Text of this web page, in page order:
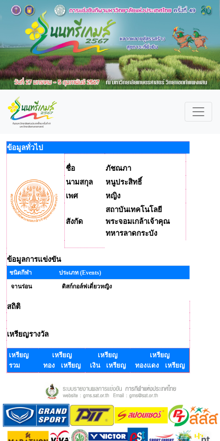
ข้อมูลทั่วไป
ชื่อ
ภัชณภา
นามสกุล
หนูประสิทธิ์
เพศ
หญิง
สังกัด
สถาบันเทคโนโลยี
พระจอมเกล้าเจ้าคุณ
ทหารลาดกระบัง
ข้อมูลการแข่งขัน
ชนิดกีฬา
ประเภท (Events)
จานร่อน
ดิสก์กอล์ฟเดี่ยวหญิง
สถิติ
เหรียญรางวัล
เหรียญ
รวม
เหรียญ
ทอง เหรียญ
เหรียญ
เงิน เหรียญ
เหรียญ
ทองแดง เหรียญ